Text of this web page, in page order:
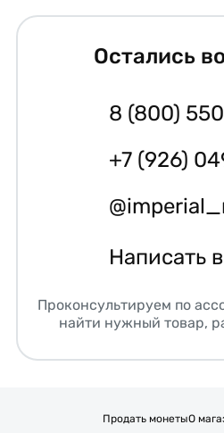
Остались
8 (800)
+7 (926)
Написать
Проконсультируем по
найти нужный товар,
Продать монетыО